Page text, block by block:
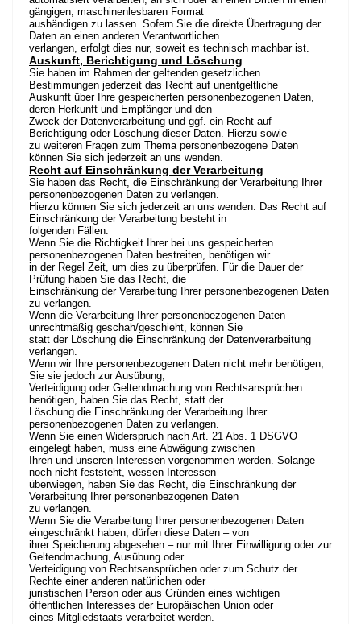
gängigen, maschinenlesbaren Format
aushändigen zu lassen. Sofern Sie die direkte Übertragung der
Daten an einen anderen Verantwortlichen
verlangen, erfolgt dies nur, soweit es technisch machbar ist.
Auskunft, Berichtigung und Löschung
Sie haben im Rahmen der geltenden gesetzlichen
Bestimmungen jederzeit das Recht auf unentgeltliche
Auskunft über Ihre gespeicherten personenbezogenen Daten,
deren Herkunft und Empfänger und den
Zweck der Datenverarbeitung und ggf. ein Recht auf
Berichtigung oder Löschung dieser Daten. Hierzu sowie
zu weiteren Fragen zum Thema personenbezogene Daten
können Sie sich jederzeit an uns wenden.
Recht auf Einschränkung der Verarbeitung
Sie haben das Recht, die Einschränkung der Verarbeitung Ihrer
personenbezogenen Daten zu verlangen.
Hierzu können Sie sich jederzeit an uns wenden. Das Recht auf
Einschränkung der Verarbeitung besteht in
folgenden Fällen:
Wenn Sie die Richtigkeit Ihrer bei uns gespeicherten
personenbezogenen Daten bestreiten, benötigen wir
in der Regel Zeit, um dies zu überprüfen. Für die Dauer der
Prüfung haben Sie das Recht, die
Einschränkung der Verarbeitung Ihrer personenbezogenen Daten
zu verlangen.
Wenn die Verarbeitung Ihrer personenbezogenen Daten
unrechtmäßig geschah/geschieht, können Sie
statt der Löschung die Einschränkung der Datenverarbeitung
verlangen.
Wenn wir Ihre personenbezogenen Daten nicht mehr benötigen,
Sie sie jedoch zur Ausübung,
Verteidigung oder Geltendmachung von Rechtsansprüchen
benötigen, haben Sie das Recht, statt der
Löschung die Einschränkung der Verarbeitung Ihrer
personenbezogenen Daten zu verlangen.
Wenn Sie einen Widerspruch nach Art. 21 Abs. 1 DSGVO
eingelegt haben, muss eine Abwägung zwischen
Ihren und unseren Interessen vorgenommen werden. Solange
noch nicht feststeht, wessen Interessen
überwiegen, haben Sie das Recht, die Einschränkung der
Verarbeitung Ihrer personenbezogenen Daten
zu verlangen.
Wenn Sie die Verarbeitung Ihrer personenbezogenen Daten
eingeschränkt haben, dürfen diese Daten – von
ihrer Speicherung abgesehen – nur mit Ihrer Einwilligung oder zur
Geltendmachung, Ausübung oder
Verteidigung von Rechtsansprüchen oder zum Schutz der
Rechte einer anderen natürlichen oder
juristischen Person oder aus Gründen eines wichtigen
öffentlichen Interesses der Europäischen Union oder
eines Mitgliedstaats verarbeitet werden.